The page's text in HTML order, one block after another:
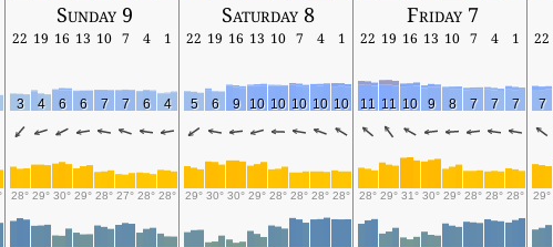
Friday 7
Saturday 8
Sunday 9
22
1
4
7
10
13
16
19
22
1
4
7
10
13
16
19
22
1
4
7
10
13
16
19
22
7
7
7
7
8
9
10
11
11
10
10
10
10
10
9
6
5
4
6
7
7
6
6
4
3
29°
28°
28°
28°
29°
30°
31°
29°
28°
28°
28°
28°
28°
29°
30°
30°
29°
28°
28°
27°
28°
29°
30°
29°
28°